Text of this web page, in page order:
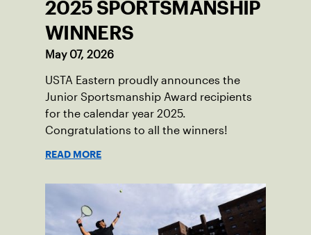
2025 SPORTSMANSHIP
WINNERS
May 07, 2026
USTA Eastern proudly announces the
Junior Sportsmanship Award recipients
for the calendar year 2025.
Congratulations to all the winners!
READ MORE